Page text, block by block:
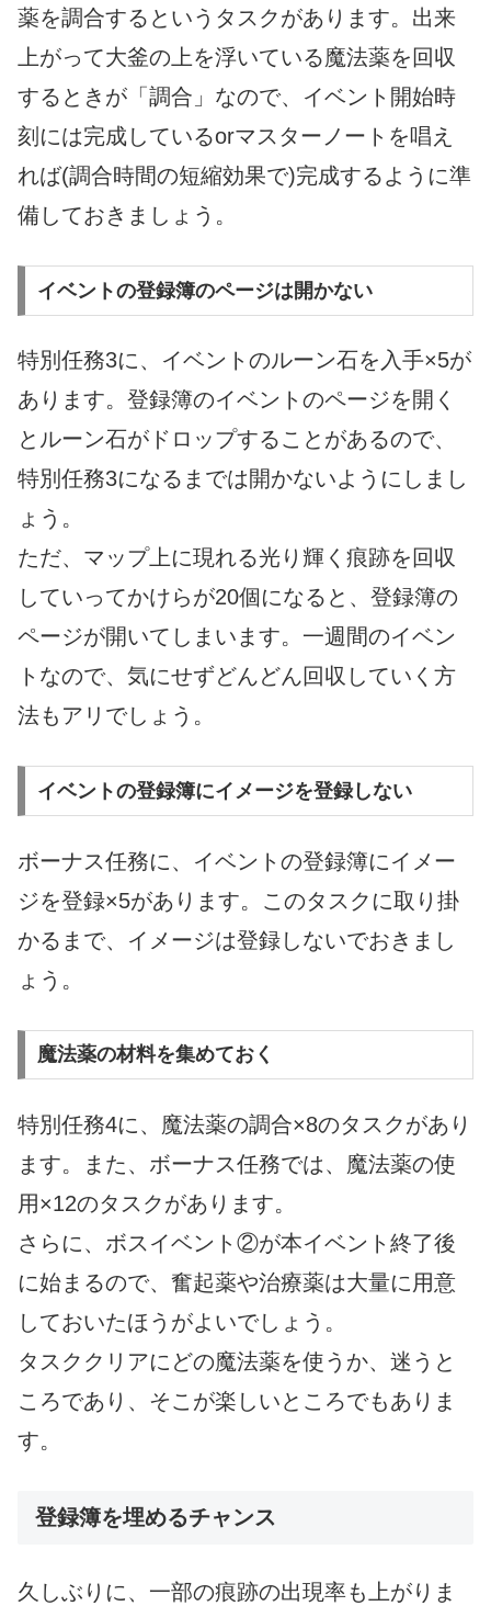
薬を調合するというタスクがあります。出来
上がって大釜の上を浮いている魔法薬を回収
するときが「調合」なので、イベント開始時
刻には完成しているorマスターノートを唱え
れば(調合時間の短縮効果で)完成するように準
備しておきましょう。
イベントの登録簿のページは開かない
特別任務3に、イベントのルーン石を入手×5が
あります。登録簿のイベントのページを開く
とルーン石がドロップすることがあるので、
特別任務3になるまでは開かないようにしまし
ょう。
ただ、マップ上に現れる光り輝く痕跡を回収
していってかけらが20個になると、登録簿の
ページが開いてしまいます。一週間のイベン
トなので、気にせずどんどん回収していく方
法もアリでしょう。
イベントの登録簿にイメージを登録しない
ボーナス任務に、イベントの登録簿にイメー
ジを登録×5があります。このタスクに取り掛
かるまで、イメージは登録しないでおきまし
ょう。
魔法薬の材料を集めておく
特別任務4に、魔法薬の調合×8のタスクがあり
ます。また、ボーナス任務では、魔法薬の使
用×12のタスクがあります。
さらに、ボスイベント②が本イベント終了後
に始まるので、奮起薬や治療薬は大量に用意
しておいたほうがよいでしょう。
タスククリアにどの魔法薬を使うか、迷うと
ころであり、そこが楽しいところでもありま
す。
登録簿を埋めるチャンス
久しぶりに、一部の痕跡の出現率も上がりま